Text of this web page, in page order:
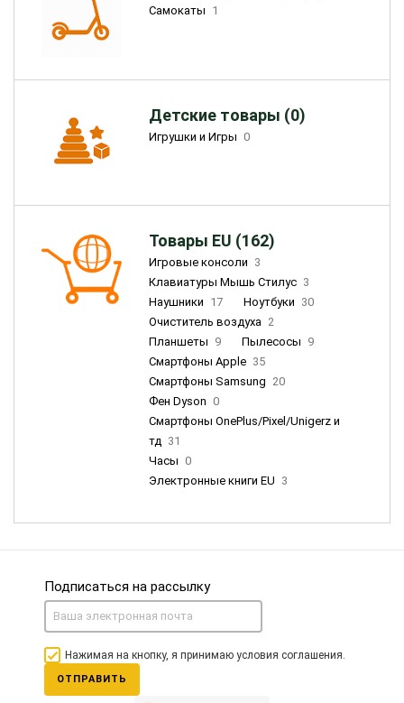
Самокаты 1
Детские товары (0)
Игрушки и Игры 0
Товары EU (162)
Игровые консоли 3
Клавиатуры Мышь Стилус 3
Наушники 17 Ноутбуки 30
Очиститель воздуха 2
Планшеты 9 Пылесосы 9
Смартфоны Apple 35
Смартфоны Samsung 20
Фен Dyson 0
Смартфоны OnePlus/Pixel/Unigerz и
тд 31
Часы 0
Электронные книги EU 3
Подписаться на рассылку
Нажимая на кнопку, я принимаю условия соглашения.
ОТПРАВИТЬ